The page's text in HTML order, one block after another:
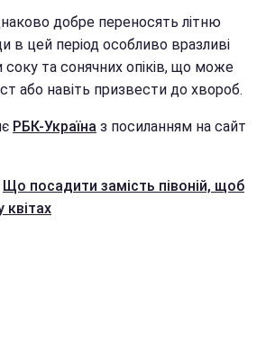
добре переносять літню
в цей період особливо вразливі
соку та сонячних опіків, що може
або навіть призвести до хвороб.
РБК-Україна з посиланням на сайт
Що посадити замість півоній, щоб
квітах